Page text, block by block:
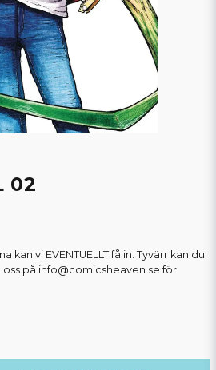
02
kan vi EVENTUELLT få in. Tyvärr kan du
på info@comicsheaven.se för